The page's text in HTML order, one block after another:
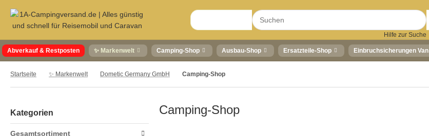
Hilfe zur Suche
Abverkauf & Restposten ✨ Markenwelt Camping-Shop Ausbau-Shop Ersatzteile-Shop Einbruchsicherungen Van
Startseite ✨ Markenwelt Dometic Germany GmbH Camping-Shop
Kategorien
Gesamtsortiment
Camping-Shop